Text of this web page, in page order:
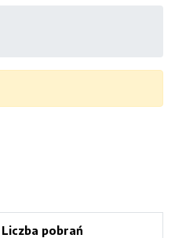
Liczba pobrań